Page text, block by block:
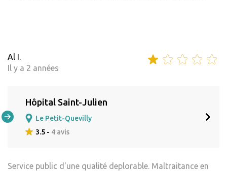
Al I.
Il y a 2 années
Hôpital Saint-Julien
Le Petit-Quevilly
3.5 - 4 avis
Service public d'une qualité deplorable. Maltraitance en